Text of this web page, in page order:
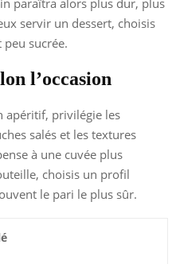
servir un dessert, choisis
sucrée.
l’occasion
apéritif, privilégie les
salés et les textures
à une cuvée plus
choisis un profil
le pari le plus sûr.